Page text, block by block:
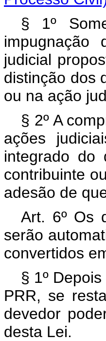
§ 1º
impugnação
judicial
distinção dos
ou na ação
§ 2º A
ações
integrado do
contribuinte
adesão de
Art. 6º Os
serão
convertidos
§ 1º
PRR, se
devedor
desta Lei.